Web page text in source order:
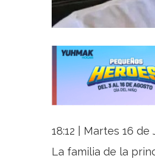
18:12 | Martes 16
La familia de la